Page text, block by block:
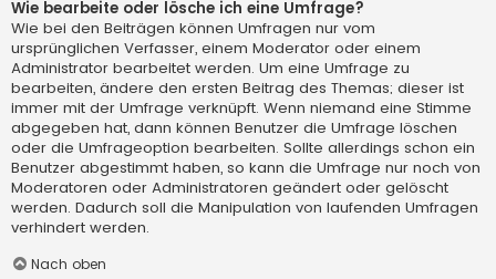
Wie bearbeite oder lösche ich eine Umfrage?
Wie bei den Beiträgen können Umfragen nur vom
ursprünglichen Verfasser, einem Moderator oder einem
Administrator bearbeitet werden. Um eine Umfrage zu
bearbeiten, ändere den ersten Beitrag des Themas; dieser ist
immer mit der Umfrage verknüpft. Wenn niemand eine Stimme
abgegeben hat, dann können Benutzer die Umfrage löschen
oder die Umfrageoption bearbeiten. Sollte allerdings schon ein
Benutzer abgestimmt haben, so kann die Umfrage nur noch von
Moderatoren oder Administratoren geändert oder gelöscht
werden. Dadurch soll die Manipulation von laufenden Umfragen
verhindert werden.
Nach oben